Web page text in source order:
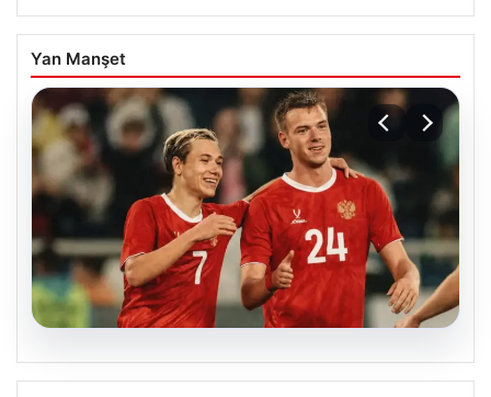
Yan Manşet
05.08.2026
Aleksey Batrakov’dan Galatasaray